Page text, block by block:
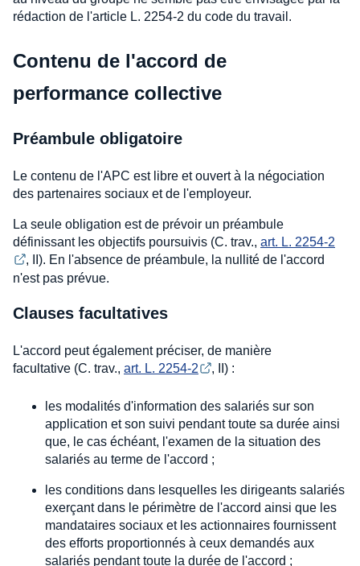
rédaction de l'article L. 2254-2 du code du travail.
Contenu de l'accord de
performance collective
Préambule obligatoire
Le contenu de l'APC est libre et ouvert à la négociation
des partenaires sociaux et de l'employeur.
La seule obligation est de prévoir un préambule
définissant les objectifs poursuivis (C. trav., art. L. 2254-2
, II). En l'absence de préambule, la nullité de l'accord
n'est pas prévue.
Clauses facultatives
L'accord peut également préciser, de manière
facultative (C. trav., art. L. 2254-2 , II) :
les modalités d'information des salariés sur son
application et son suivi pendant toute sa durée ainsi
que, le cas échéant, l'examen de la situation des
salariés au terme de l'accord ;
les conditions dans lesquelles les dirigeants salariés
exerçant dans le périmètre de l'accord ainsi que les
mandataires sociaux et les actionnaires fournissent
des efforts proportionnés à ceux demandés aux
salariés pendant toute la durée de l'accord ;